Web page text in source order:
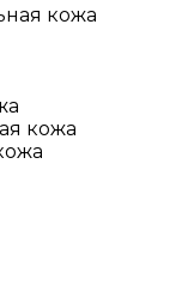
кожа
кожа